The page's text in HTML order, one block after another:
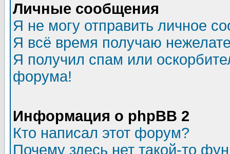
Личные сообщения
Я не могу отправить личное
Я всё время получаю
Я получил спам или
форума!
Информация о phpBB 2
Кто написал этот форум?
Почему здесь нет такой-то